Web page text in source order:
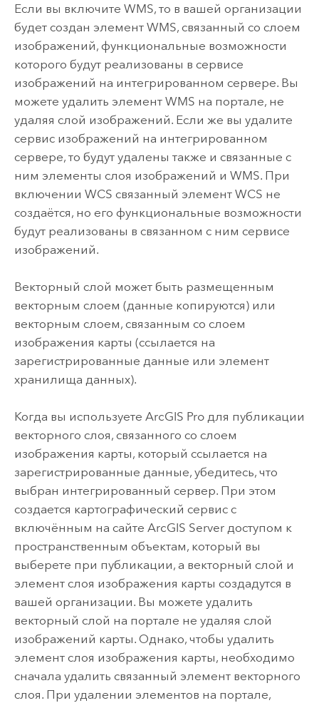
Если вы включите WMS, то в вашей организации
будет создан элемент WMS, связанный со слоем
изображений, функциональные возможности
которого будут реализованы в сервисе
изображений на интегрированном сервере. Вы
можете удалить элемент WMS на портале, не
удаляя слой изображений. Если же вы удалите
сервис изображений на интегрированном
сервере, то будут удалены также и связанные с
ним элементы слоя изображений и WMS. При
включении WCS связанный элемент WCS не
создаётся, но его функциональные возможности
будут реализованы в связанном с ним сервисе
изображений.
Векторный слой может быть размещенным
векторным слоем (данные копируются) или
векторным слоем, связанным со слоем
изображения карты (ссылается на
зарегистрированные данные или элемент
хранилища данных).
Когда вы используете ArcGIS Proдля публикации
векторного слоя, связанного со слоем
изображения карты, который ссылается на
зарегистрированные данные, убедитесь, что
выбран интегрированный сервер. При этом
создается картографический сервис с
включённым на сайте ArcGIS Serverдоступом к
пространственным объектам, который вы
выберете при публикации, а векторный слой и
элемент слоя изображения карты создадутся в
вашей организации. Вы можете удалить
векторный слой на портале не удаляя слой
изображений карты. Однако, чтобы удалить
элемент слоя изображения карты, необходимо
сначала удалить связанный элемент векторного
слоя. При удалении элементов на портале,